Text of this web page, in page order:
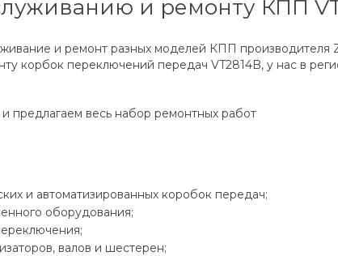
и ремонту КПП
и ремонт разных моделей КПП
корбок переключений передач VT2814B, у нас в
весь набор ремонтных работ
и автоматизированных коробок передач;
оборудования;
валов и шестерен;